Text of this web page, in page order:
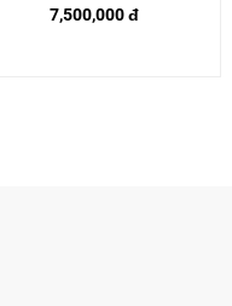
7,500,000 đ